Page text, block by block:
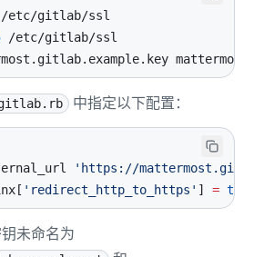
中指定以下配置：
'https://
[ 'redirect_http_to_https' ] = true
未命名为